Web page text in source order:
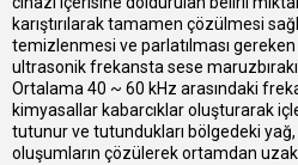
karıştırılarak tamamen çözülmesi
temizlenmesi ve parlatılması
ultrasonik frekansta sese
Ortalama 40 ~ 60 kHz arasındaki
kimyasallar kabarcıklar oluşturarak
tutunur ve tutundukları bölgedeki
oluşumların çözülerek ortamdan